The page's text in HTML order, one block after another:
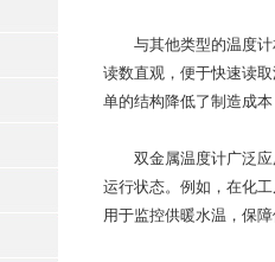
与其他类型的温度计
读数直观，便于快速读
单的结构降低了制造成
双金属温度计广泛应
运行状态。例如，在化
用于监控供暖水温，保